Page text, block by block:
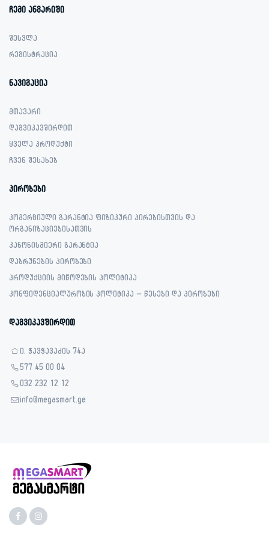
ჩემი ანგარიში
შესვლა
რეგისტრაცია
ნავიგაცია
მთავარი
დაგვიკავშირდით
ყველა პროდუქტი
ჩვენ შესახებ
პირობები
კომერციული გარანტია ფიზიკური პირებისთვის და
ორგანიზაციებისათვის
კანონისმიერი გარანტია
დაბრუნების პირობები
პროდუქციის მიწოდების პოლიტიკა
კონფიდენციალურობის პოლიტიკა – წესები და პირობები
დაგვიკავშირდით
ი. ჭავჭავაძის 74ა
577 45 00 04
032 232 12 12
info@megasmart.ge